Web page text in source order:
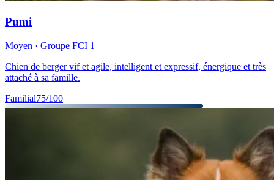
Pumi
Moyen · Groupe FCI 1
Chien de berger vif et agile, intelligent et expressif, énergique et très
attaché à sa famille.
Familial75/100